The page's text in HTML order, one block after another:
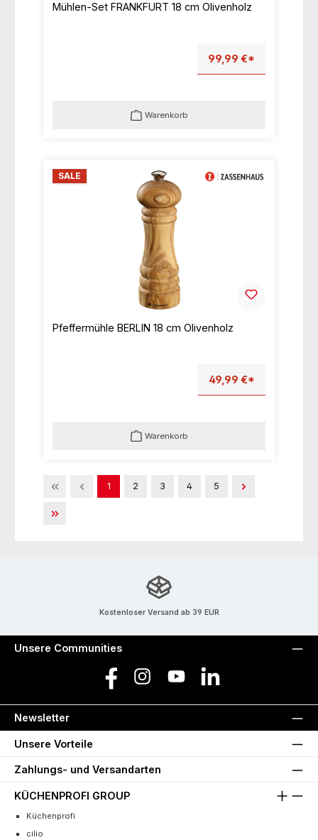
Mühlen-Set FRANKFURT 18 cm Olivenholz
99,99 €*
Warenkorb
SALE
Pfeffermühle BERLIN 18 cm Olivenholz
49,99 €*
Warenkorb
Seite
1 Seite
2 Seite
3 Seite
4 Seite
5
Kostenloser Versand ab 39 EUR
Unsere Communities
Facebook Instagram YouTube LinkedIn
Newsletter
Unsere Vorteile
Zahlungs- und Versandarten
KÜCHENPROFI GROUP
Küchenprofi
cilio